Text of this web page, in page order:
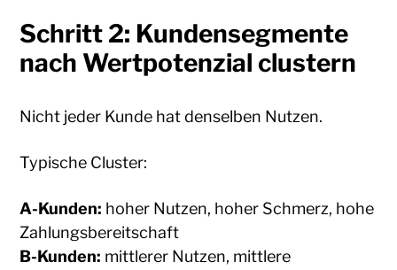
Schritt 2: Kundensegmente
nach Wertpotenzial clustern
Nicht jeder Kunde hat denselben Nutzen.
Typische Cluster:
A-Kunden: hoher Nutzen, hoher Schmerz, hohe
Zahlungsbereitschaft
B-Kunden: mittlerer Nutzen, mittlere